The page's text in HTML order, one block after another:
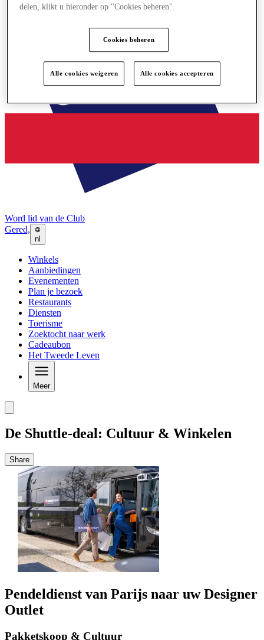
Word lid van de Club
Gered,
nl
Winkels
Aanbiedingen
Evenementen
Plan je bezoek
Restaurants
Diensten
Toerisme
Zoektocht naar werk
Cadeaubon
Het Tweede Leven
Meer
De Shuttle-deal: Cultuur & Winkelen
Share
Pendeldienst van Parijs naar uw Designer
Outlet
Pakketskoop & Cultuur
delen, klikt u hieronder op "Cookies beheren".
Cookies beheren
Alle cookies weigeren Alle cookies accepteren